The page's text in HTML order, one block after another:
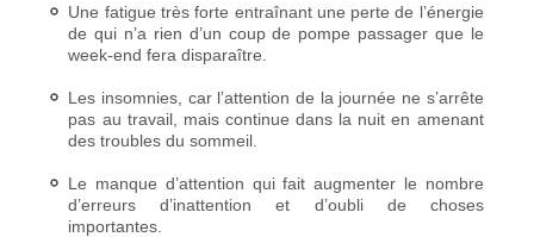
Une fatigue très forte entraînant une perte de l’énergie
de qui n’a rien d’un coup de pompe passager que le
week-end fera disparaître.
Les insomnies, car l’attention de la journée ne s’arrête
pas au travail, mais continue dans la nuit en amenant
des troubles du sommeil.
Le manque d’attention qui fait augmenter le nombre
d’erreurs d’inattention et d’oubli de choses
importantes.